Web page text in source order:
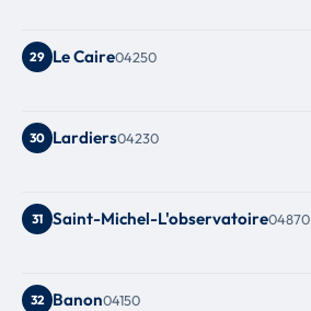
29 Le Caire04250
30 Lardiers04230
31 Saint-Michel-L'observatoire04870
32 Banon04150